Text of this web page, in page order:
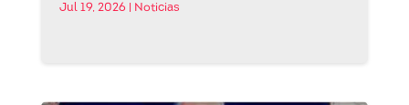
Jul 19, 2026 Noticias